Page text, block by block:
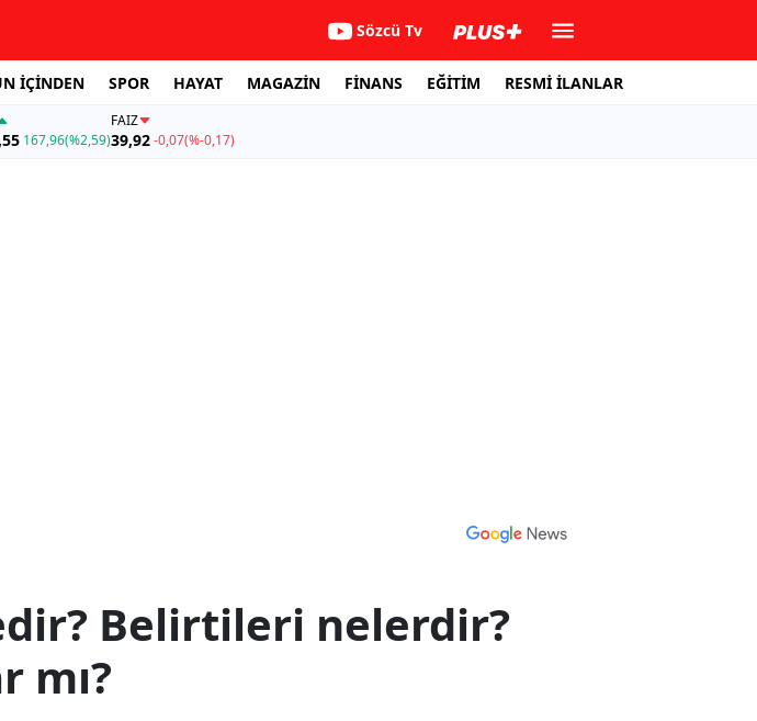
Sözcü Tv
İÇİNDEN SPOR HAYAT MAGAZİN FİNANS EĞİTİM RESMİ İLANLAR
167,96(%2,59)
FAİZ
39,92-0,07(%-0,17)
Belirtileri nelerdir?
mı?